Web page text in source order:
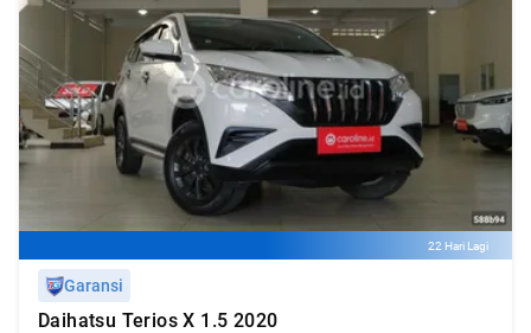
22 Hari Lagi
Garansi
Daihatsu Terios X 1.5 2020